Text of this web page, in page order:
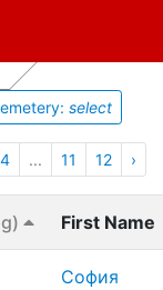
select
4 ... 11 12 ›
First Name
София